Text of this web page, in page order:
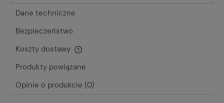
Dane techniczne
Bezpieczeństwo
Koszty dostawy
Cena nie zawiera ewentualnych kosztów płatności
Produkty powiązane
Opinie o produkcie (0)